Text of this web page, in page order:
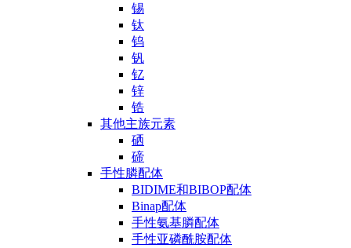
锡
钛
钨
钒
钇
锌
锆
其他主族元素
硒
碲
手性膦配体
BIDIME和BIBOP配体
Binap配体
手性氨基膦配体
手性亚磷酰胺配体